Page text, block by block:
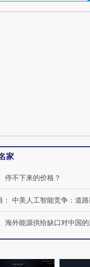
“人道危
西班牙
128毫米 紧急转移近
家
停不下来的价格？
： 中美人工智能竞争：道
海外能源供给缺口对中国